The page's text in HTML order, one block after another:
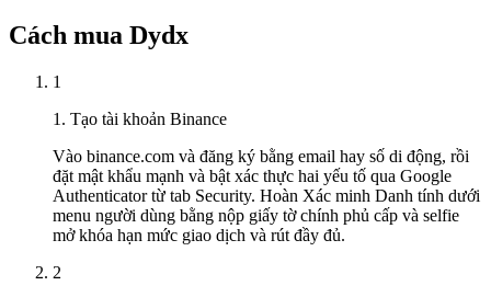
Cách mua Dydx
1
1. Tạo tài khoản Binance
Vào binance.com và đăng ký bằng email hay số di động, rồi
đặt mật khẩu mạnh và bật xác thực hai yếu tố qua Google
Authenticator từ tab Security. Hoàn Xác minh Danh tính dưới
menu người dùng bằng nộp giấy tờ chính phủ cấp và selfie
mở khóa hạn mức giao dịch và rút đầy đủ.
2